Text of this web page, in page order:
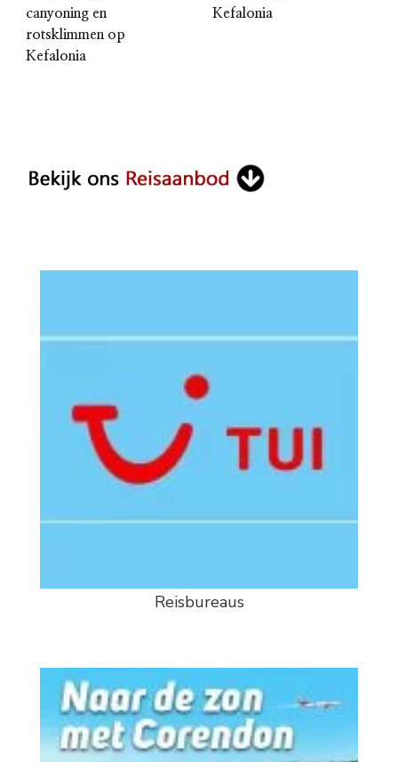
canyoning en
rotsklimmen op
Kefalonia
Kefalonia
Reisbureaus